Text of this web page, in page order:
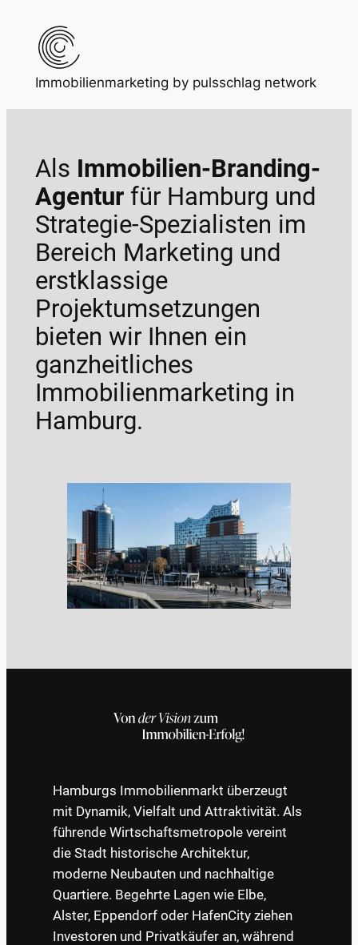
Inhalt
springen
Immobilienmarketing by pulsschlag network
Als Immobilien-Branding-
Agenturfür Hamburg und
Strategie-Spezialisten im
Bereich Marketing und
erstklassige
Projektumsetzungen
bieten wir Ihnen ein
ganzheitliches
Immobilienmarketing in
Hamburg.
Hamburgs Immobilienmarkt überzeugt
mit Dynamik, Vielfalt und Attraktivität. Als
führende Wirtschaftsmetropole vereint
die Stadt historische Architektur,
moderne Neubauten und nachhaltige
Quartiere. Begehrte Lagen wie Elbe,
Alster, Eppendorf oder HafenCity ziehen
Investoren und Privatkäufer an, während